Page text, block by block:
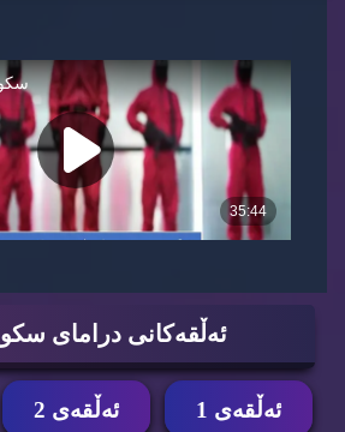
ئه‌ڵقه‌كانی درامای
ئه‌ڵقه‌ی 1 ئه‌ڵقه‌ی 2